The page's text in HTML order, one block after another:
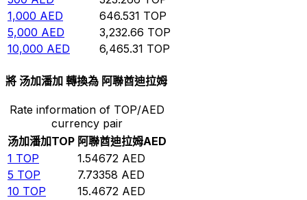
1,000 AED 646.531 TOP
5,000 AED 3,232.66 TOP
10,000 AED 6,465.31 TOP
將 汤加潘加 轉換為 阿聯酋迪拉姆
Rate information of TOP/AED
currency pair
汤加潘加TOP 阿聯酋迪拉姆AED
1 TOP 1.54672 AED
5 TOP 7.73358 AED
10 TOP 15.4672 AED